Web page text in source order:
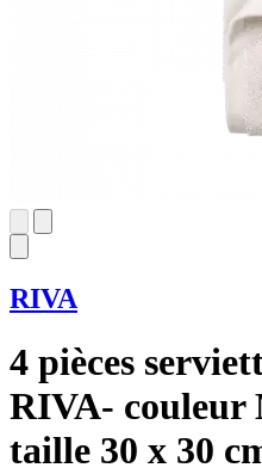
RIVA
4 pièces
RIVA- couleur
taille 30 x 30